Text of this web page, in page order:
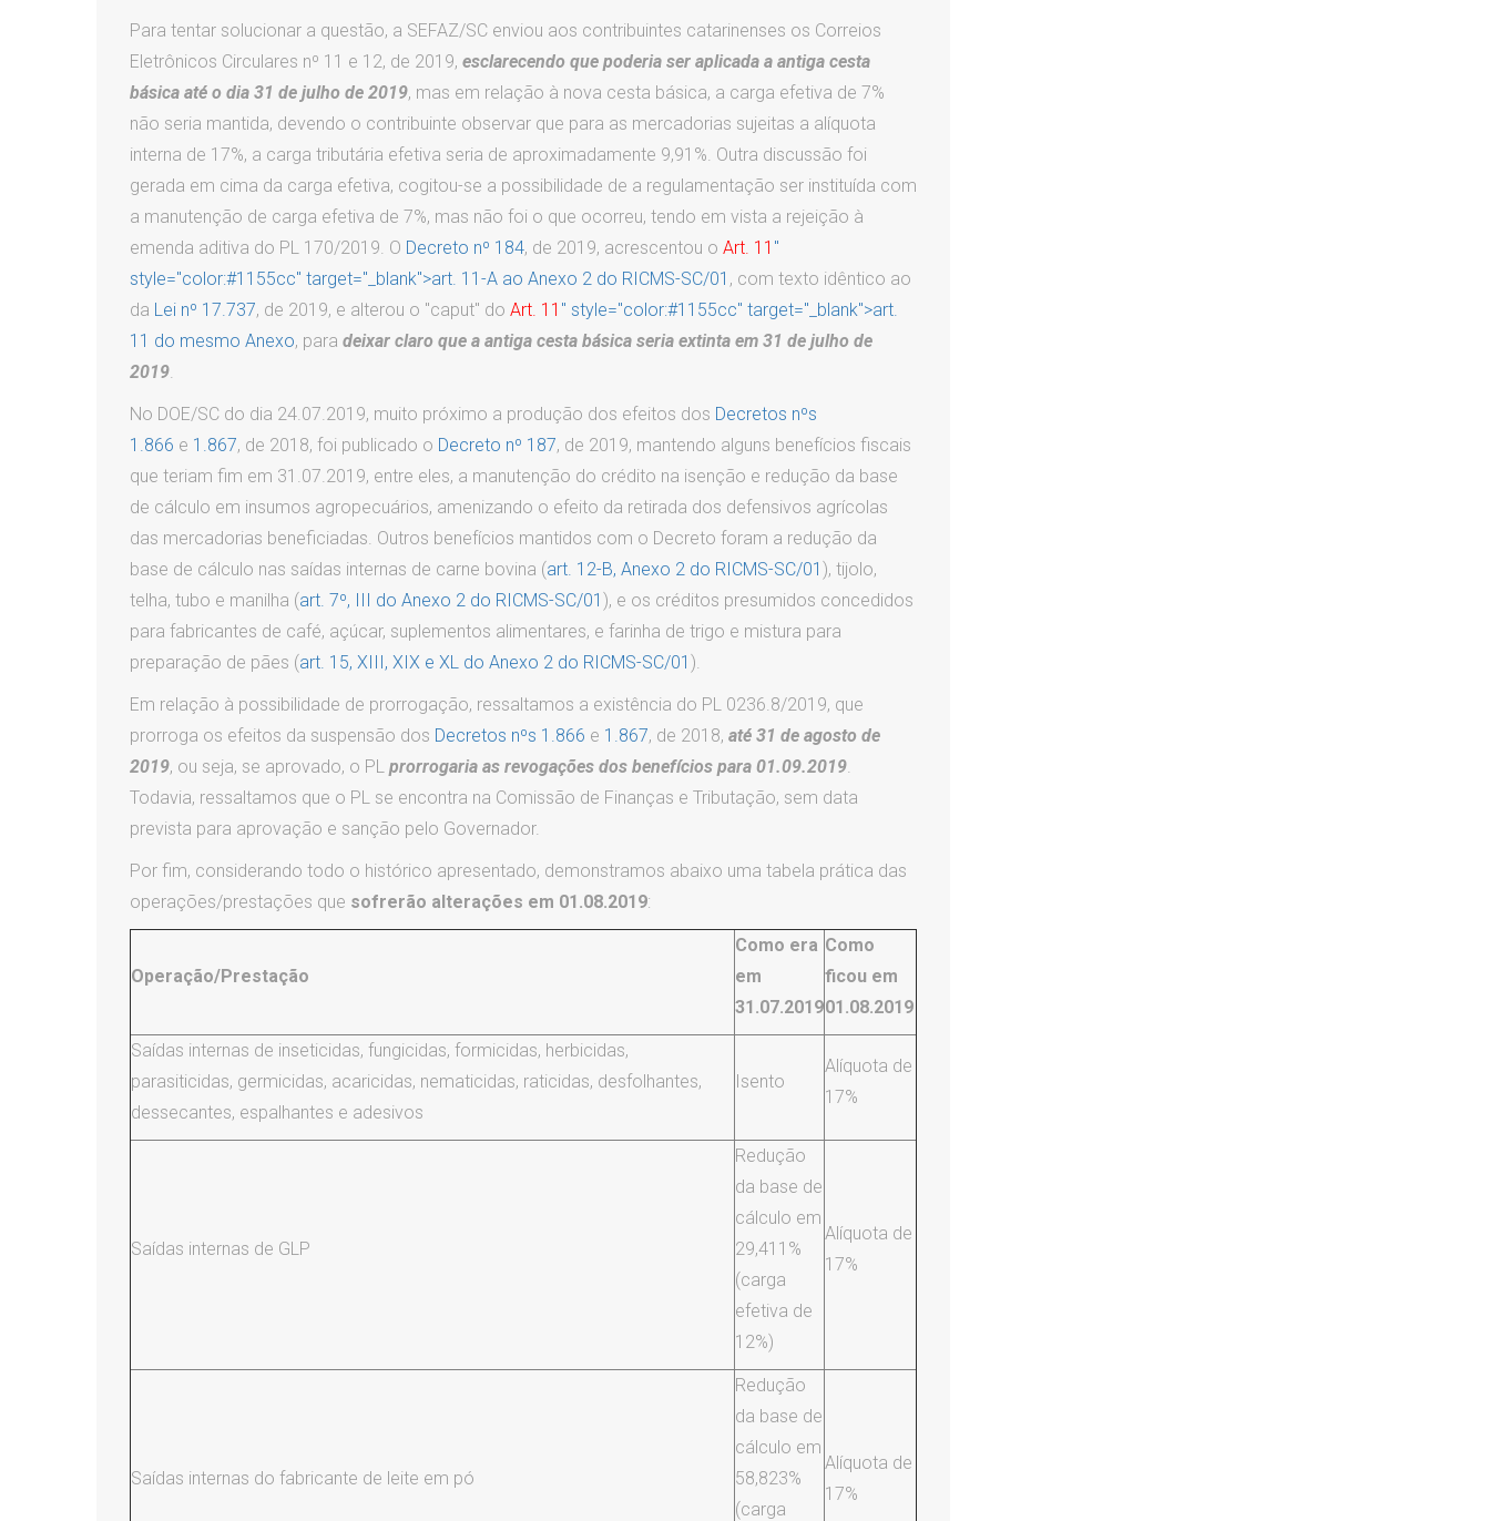
Para tentar solucionar a questão, a SEFAZ/SC enviou aos contribuintes catarinenses os Correios
Eletrônicos Circulares nº 11 e 12, de 2019, esclarecendo que poderia ser aplicada a antiga cesta
básica até o dia 31 de julho de 2019, mas em relação à nova cesta básica, a carga efetiva de 7%
não seria mantida, devendo o contribuinte observar que para as mercadorias sujeitas a alíquota
interna de 17%, a carga tributária efetiva seria de aproximadamente 9,91%. Outra discussão foi
gerada em cima da carga efetiva, cogitou-se a possibilidade de a regulamentação ser instituída com
a manutenção de carga efetiva de 7%, mas não foi o que ocorreu, tendo em vista a rejeição à
emenda aditiva do PL 170/2019. O Decreto nº 184, de 2019, acrescentou o Art. 11 "
style="color:#1155cc" target="_blank">art. 11-A ao Anexo 2 do RICMS-SC/01 , com texto idêntico ao
da Lei nº 17.737, de 2019, e alterou o "caput" do Art. 11 " style="color:#1155cc" target="_blank">art.
11 do mesmo Anexo, para deixar claro que a antiga cesta básica seria extinta em 31 de julho de
2019.
No DOE/SC do dia 24.07.2019, muito próximo a produção dos efeitos dos Decretos nºs
1.866 e 1.867, de 2018, foi publicado o Decreto nº 187, de 2019, mantendo alguns benefícios fiscais
que teriam fim em 31.07.2019, entre eles, a manutenção do crédito na isenção e redução da base
de cálculo em insumos agropecuários, amenizando o efeito da retirada dos defensivos agrícolas
das mercadorias beneficiadas. Outros benefícios mantidos com o Decreto foram a redução da
base de cálculo nas saídas internas de carne bovina (art. 12-B, Anexo 2 do RICMS-SC/01 ), tijolo,
telha, tubo e manilha (art. 7º, III do Anexo 2 do RICMS-SC/01 ), e os créditos presumidos concedidos
para fabricantes de café, açúcar, suplementos alimentares, e farinha de trigo e mistura para
preparação de pães (art. 15, XIII, XIX e XL do Anexo 2 do RICMS-SC/01 ).
Em relação à possibilidade de prorrogação, ressaltamos a existência do PL 0236.8/2019, que
prorroga os efeitos da suspensão dos Decretos nºs 1.866 e 1.867, de 2018, até 31 de agosto de
2019, ou seja, se aprovado, o PL prorrogaria as revogações dos benefícios para 01.09.2019.
Todavia, ressaltamos que o PL se encontra na Comissão de Finanças e Tributação, sem data
prevista para aprovação e sanção pelo Governador.
Por fim, considerando todo o histórico apresentado, demonstramos abaixo uma tabela prática das
operações/prestações que sofrerão alterações em 01.08.2019:
Operação/Prestação
Como era
em
31.07.2019
Como
ficou em
01.08.2019
Saídas internas de inseticidas, fungicidas, formicidas, herbicidas,
parasiticidas, germicidas, acaricidas, nematicidas, raticidas, desfolhantes,
dessecantes, espalhantes e adesivos
Isento
Alíquota de
17%
Saídas internas de GLP
Redução
da base de
cálculo em
29,411%
(carga
efetiva de
12%)
Alíquota de
17%
Saídas internas do fabricante de leite em pó
Redução
da base de
cálculo em
58,823%
(carga
Alíquota de
17%